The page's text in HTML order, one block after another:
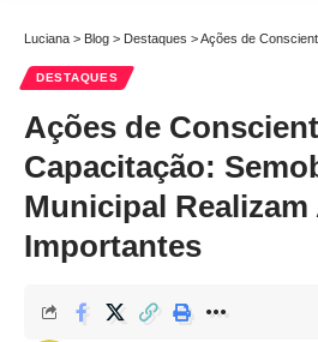
Luciana > Blog > Destaques >Ações de Conscientização e
DESTAQUES
Ações de
Capacitação:
Municipal
Importantes